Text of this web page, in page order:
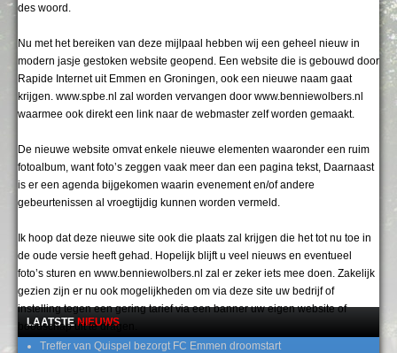
des woord.
Nu met het bereiken van deze mijlpaal hebben wij een geheel nieuw in
modern jasje gestoken website geopend. Een website die is gebouwd door
Rapide Internet uit Emmen en Groningen, ook een nieuwe naam gaat
krijgen. www.spbe.nl zal worden vervangen door www.benniewolbers.nl
waarmee ook direkt een link naar de webmaster zelf worden gemaakt.
De nieuwe website omvat enkele nieuwe elementen waaronder een ruim
fotoalbum, want foto’s zeggen vaak meer dan een pagina tekst, Daarnaast
is er een agenda bijgekomen waarin evenement en/of andere
gebeurtenissen al vroegtijdig kunnen worden vermeld.
Ik hoop dat deze nieuwe site ook die plaats zal krijgen die het tot nu toe in
de oude versie heeft gehad. Hopelijk blijft u veel nieuws en eventueel
foto’s sturen en www.benniewolbers.nl zal er zeker iets mee doen. Zakelijk
gezien zijn er nu ook mogelijkheden om via deze site uw bedrijf of
instelling tegen een gering tarief via een banner uw eigen website of
boodschap uit te dragen.
LAATSTENIEUWS
Treffer van Quispel bezorgt FC Emmen droomstart